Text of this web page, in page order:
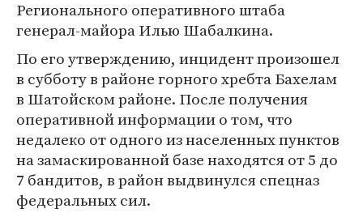
Регионального оперативного штаба
генерал-майора Илью Шабалкина.
По его утверждению, инцидент произошел
в субботу в районе горного хребта Бахелам
в Шатойском районе. После получения
оперативной информации о том, что
недалеко от одного из населенных пунктов
на замаскированной базе находятся от 5 до
7 бандитов, в район выдвинулся спецназ
федеральных сил.